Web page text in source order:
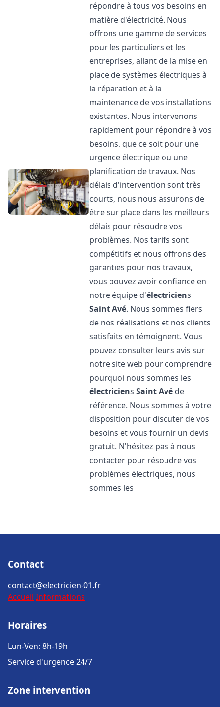
répondre à tous vos besoins en
matière d'électricité. Nous
offrons une gamme de services
pour les particuliers et les
entreprises, allant de la mise en
place de systèmes électriques à
la réparation et à la
maintenance de vos installations
existantes. Nous intervenons
rapidement pour répondre à vos
besoins, que ce soit pour une
urgence électrique ou une
planification de travaux. Nos
délais d'intervention sont très
courts, nous nous assurons de
être sur place dans les meilleurs
délais pour résoudre vos
problèmes. Nos tarifs sont
compétitifs et nous offrons des
garanties pour nos travaux,
vous pouvez avoir confiance en
notre équipe d'électriciens
Saint Avé. Nous sommes fiers
de nos réalisations et nos clients
satisfaits en témoignent. Vous
pouvez consulter leurs avis sur
notre site web pour comprendre
pourquoi nous sommes les
électriciensSaint Avé de
référence. Nous sommes à votre
disposition pour discuter de vos
besoins et vous fournir un devis
gratuit. N'hésitez pas à nous
contacter pour résoudre vos
problèmes électriques, nous
sommes les
Contact
contact@electricien-01.fr
Accueil Informations
Horaires
Lun-Ven: 8h-19h
Service d'urgence 24/7
Zone intervention